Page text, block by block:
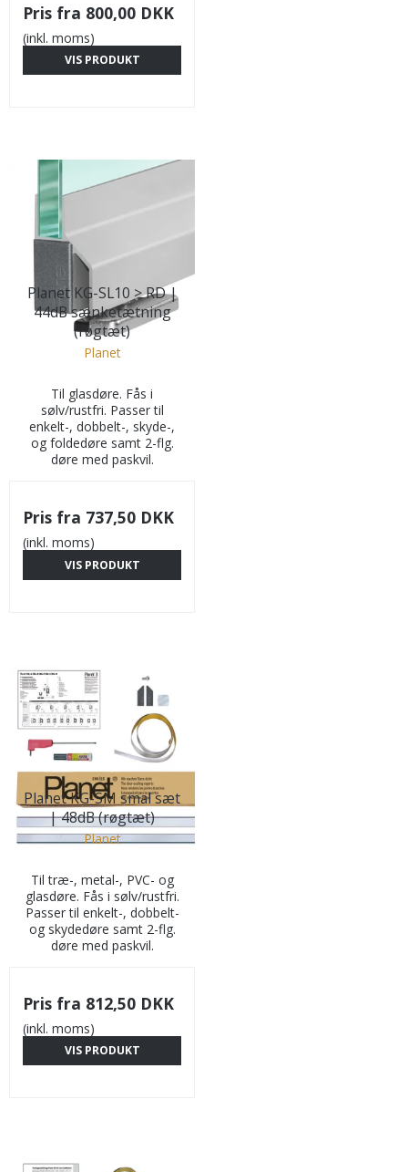
Pris fra 800,00 DKK
(inkl. moms)
VIS PRODUKT
Planet KG-SL10 > RD |
44dB sænketætning
(røgtæt)
Planet
Til glasdøre. Fås i
sølv/rustfri. Passer til
enkelt-, dobbelt-, skyde-,
og foldedøre samt 2-flg.
døre med paskvil.
Pris fra 737,50 DKK
(inkl. moms)
VIS PRODUKT
Planet KG-SM smal sæt
| 48dB (røgtæt)
Planet
Til træ-, metal-, PVC- og
glasdøre. Fås i sølv/rustfri.
Passer til enkelt-, dobbelt-
og skydedøre samt 2-flg.
døre med paskvil.
Pris fra 812,50 DKK
(inkl. moms)
VIS PRODUKT